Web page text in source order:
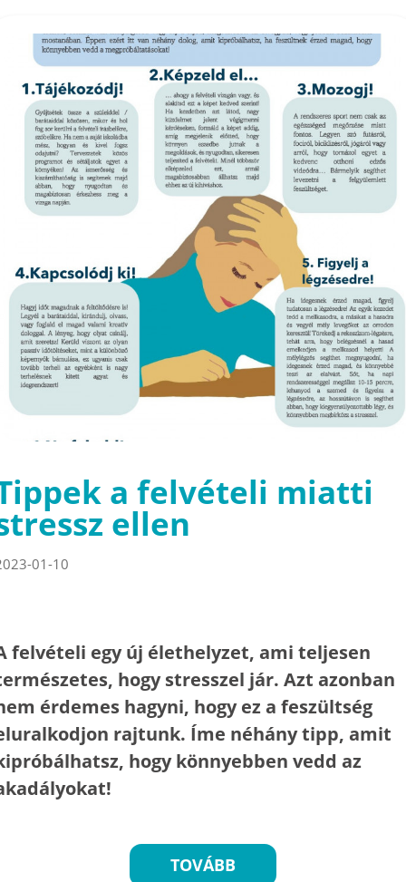
a felvételi miatti
ellen
01-10
felvételi egy új élethelyzet, ami teljesen
hogy stresszel jár. Azt azonban
érdemes hagyni, hogy ez a feszültség
rajtunk. Íme néhány tipp, amit
hogy könnyebben vedd az
TOVÁBB